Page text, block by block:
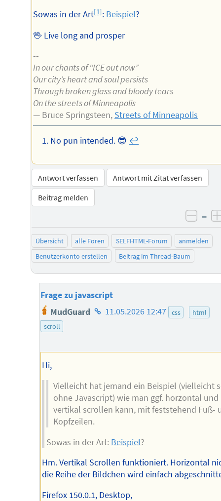
Sowas in der Art[1]: Beispiel?
🖖 Live long and prosper
--
In our chants of “ICE out now”
Our city’s heart and soul persists
Through broken glass and bloody tears
On the streets of Minneapolis
— Bruce Springsteen, Streets of Minneapolis
No pun intended. 😎 ↩︎
Antwort verfassen
Antwort mit Zitat verfassen
Beitrag melden
–
Übersicht alle Foren SELFHTML-Forum
anmelden
Benutzerkonto erstellen
Beitrag im Thread-Baum
Frage zu javascript
MudGuard Homepage
11.05.2026 12:47 css
html
scroll
Hi,
Vielleicht hat jemand ein Beispiel (vielleicht
ohne Javascript) wie man ggf. horzontal und
vertikal scrollen kann, mit feststehend Fuß-
Kopfzeilen.
Sowas in der Art: Beispiel?
Hm. Vertikal Scrollen funktioniert. Horizontal
die Reihe der Bildchen wird einfach
Firefox 150.0.1, Desktop,